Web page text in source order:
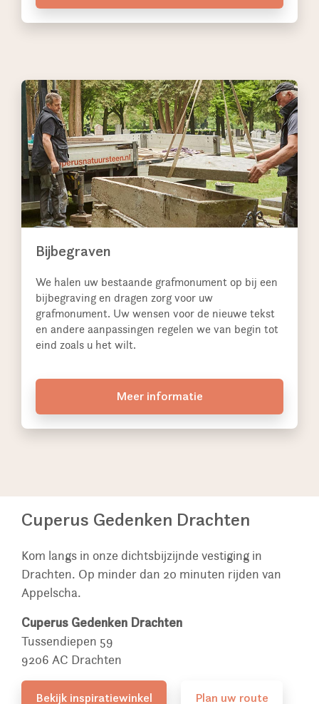
Bijbegraven
We halen uw bestaande grafmonument op bij een
bijbegraving en dragen zorg voor uw
grafmonument. Uw wensen voor de nieuwe tekst
en andere aanpassingen regelen we van begin tot
eind zoals u het wilt.
Meer informatie
Cuperus Gedenken Drachten
Kom langs in onze dichtsbijzijnde vestiging in
Drachten. Op minder dan 20 minuten rijden van
Appelscha.
Cuperus Gedenken Drachten
Tussendiepen 59
9206 AC Drachten
Bekijk inspiratiewinkel Plan uw route